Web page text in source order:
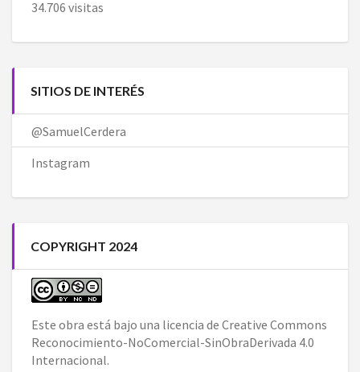
34.706 visitas
SITIOS DE INTERÉS
@SamuelCerdera
Instagram
COPYRIGHT 2024
Este obra está bajo una licencia de Creative Commons
Reconocimiento-NoComercial-SinObraDerivada 4.0
Internacional.